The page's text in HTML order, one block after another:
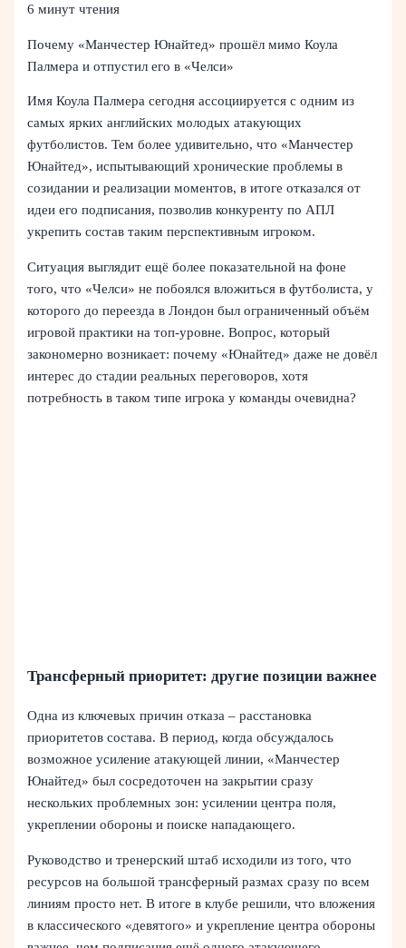
6 минут чтения
Почему «Манчестер Юнайтед» прошёл мимо Коула
Палмера и отпустил его в «Челси»
Имя Коула Палмера сегодня ассоциируется с одним из
самых ярких английских молодых атакующих
футболистов. Тем более удивительно, что «Манчестер
Юнайтед», испытывающий хронические проблемы в
созидании и реализации моментов, в итоге отказался от
идеи его подписания, позволив конкуренту по АПЛ
укрепить состав таким перспективным игроком.
Ситуация выглядит ещё более показательной на фоне
того, что «Челси» не побоялся вложиться в футболиста, у
которого до переезда в Лондон был ограниченный объём
игровой практики на топ-уровне. Вопрос, который
закономерно возникает: почему «Юнайтед» даже не довёл
интерес до стадии реальных переговоров, хотя
потребность в таком типе игрока у команды очевидна?
Трансферный приоритет: другие позиции важнее
Одна из ключевых причин отказа – расстановка
приоритетов состава. В период, когда обсуждалось
возможное усиление атакующей линии, «Манчестер
Юнайтед» был сосредоточен на закрытии сразу
нескольких проблемных зон: усилении центра поля,
укреплении обороны и поиске нападающего.
Руководство и тренерский штаб исходили из того, что
ресурсов на большой трансферный размах сразу по всем
линиям просто нет. В итоге в клубе решили, что вложения
в классического «девятого» и укрепление центра обороны